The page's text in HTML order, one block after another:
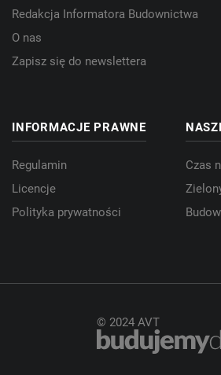
Redakcja Informatora Budownictwa
O nas
Zapisz się do newslettera
INFORMACJE PRAWNE
Regulamin
Licencje
Polityka prywatności
Czas
© 2024 AVT